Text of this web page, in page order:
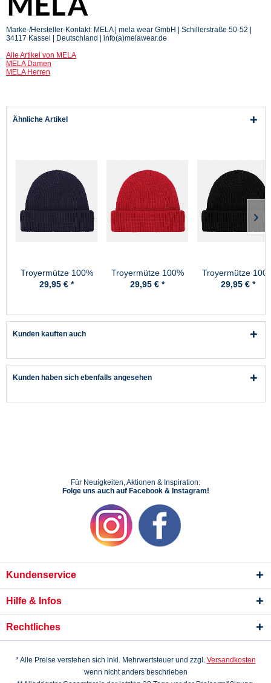
Marke-/Hersteller-Kontakt: MELA | mela wear GmbH | Schillerstraße 50-52 |
34117 Kassel | Deutschland | info(a)melawear.de
Alle Artikel von MELA
MELA Damen
MELA Herren
Ähnliche Artikel
Troyermütze 100%
Schurwolle
29,95 € *
Troyermütze 100%
Schurwolle
29,95 € *
Troyermütze
Schurwolle
29,95 € *
Kunden kauften auch
Kunden haben sich ebenfalls angesehen
Für Neuigkeiten, Aktionen & Inspiration:
Folge uns auch auf Facebook & Instagram!
Kundenservice
Hilfe & Infos
Rechtliches
* Alle Preise verstehen sich inkl. Mehrwertsteuer und zzgl. Versandkosten
wenn nicht anders beschrieben